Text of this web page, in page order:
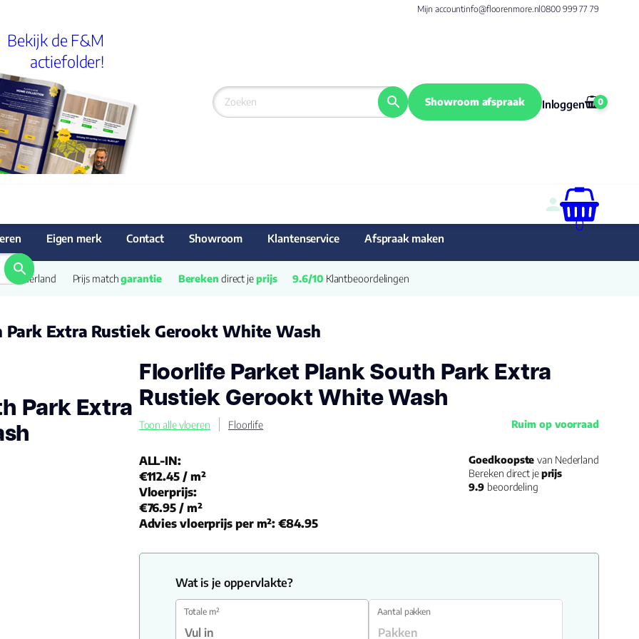
Mijn accountinfo@floorenmore.nl0800 999 77 79
Bekijk de F&M
actiefolder!
Showroom afspraak Inloggen 0
0
Eigen merk Contact Showroom Klantenservice Afspraak maken
Nederland Prijs match garantie Bereken direct je prijs 9.6/10 Klantbeoordelingen
Extra Rustiek Gerookt White Wash
Park Extra
Floorlife Parket Plank South Park Extra
Rustiek Gerookt White Wash
Toon alle vloeren Floorlife Ruim op voorraad
ALL-IN:
€112.45 / m²
Vloerprijs:
€76.95 / m²
Advies vloerprijs per m²: €84.95
Goedkoopstevan Nederland
Bereken direct jeprijs
9.9 beoordeling
Wat is je oppervlakte?
Totale m² Aantal pakken